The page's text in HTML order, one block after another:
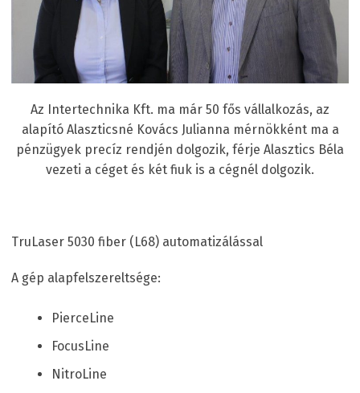
Az Intertechnika Kft. ma már 50 fős vállalkozás, az
alapító Alaszticsné Kovács Julianna mérnökként ma a
pénzügyek precíz rendjén dolgozik, férje Alasztics Béla
vezeti a céget és két fiuk is a cégnél dolgozik.
TruLaser 5030 fiber (L68) automatizálással
A gép alapfelszereltsége:
PierceLine
FocusLine
NitroLine